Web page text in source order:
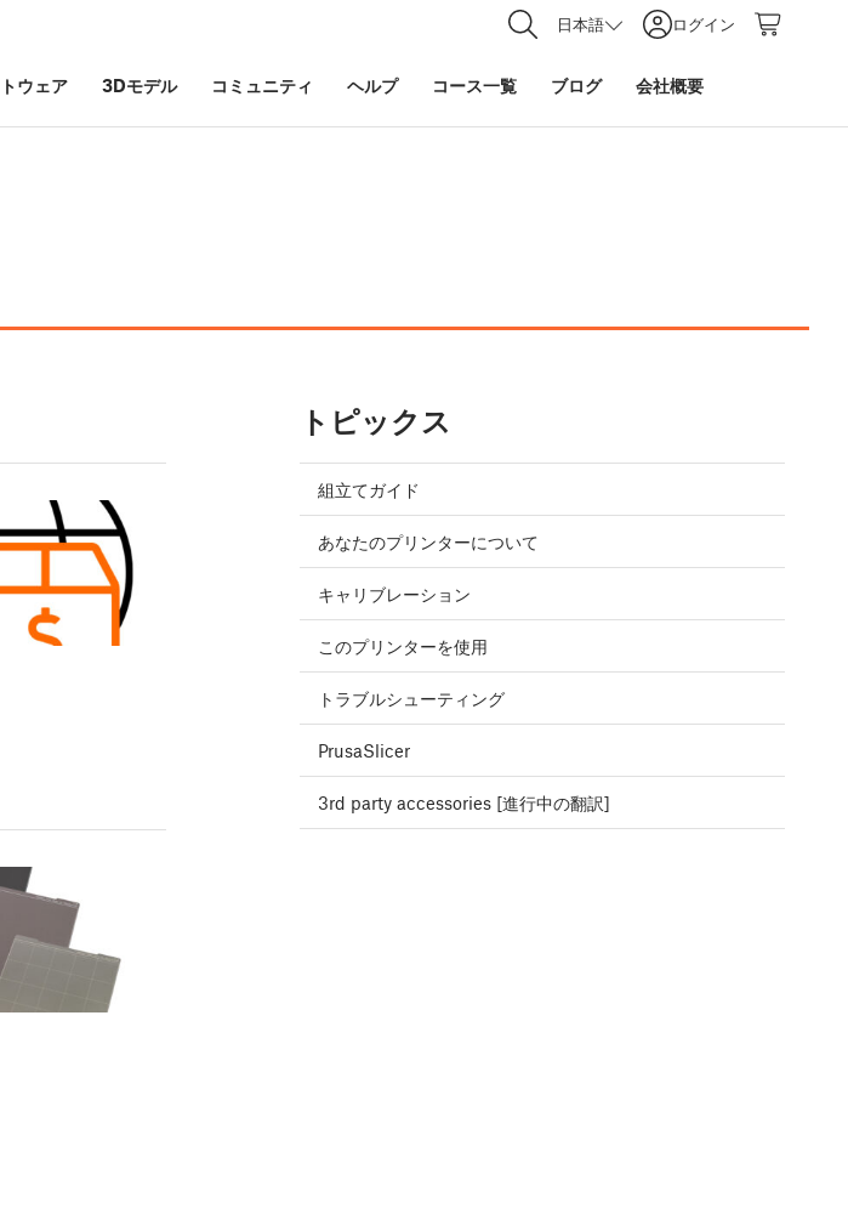
日本語 ログイン
ウェア 3Dモデル コミュニティ ヘルプ コース一覧 ブログ 会社概要
トピックス
組立てガイド
あなたのプリンターについて
キャリブレーション
このプリンターを使用
トラブルシューティング
PrusaSlicer
3rd party accessories [進行中の翻訳]